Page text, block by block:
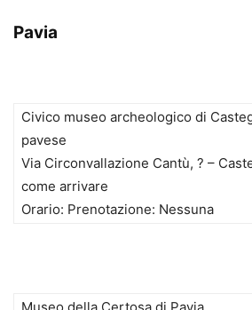
Pavia
Civico museo archeologico di
pavese
Via Circonvallazione Cantù, ? –
come arrivare
Orario: Prenotazione: Nessuna